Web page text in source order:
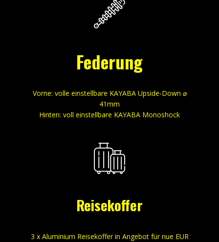
Federung
Vorne: volle einstellbare KAYABA Upside-Down ⌀
41mm
Hinten: voll einstellbare KAYABA Monoshock
Reisekoffer
3 x Aluminium Reisekoffer in Angebot für nue EUR